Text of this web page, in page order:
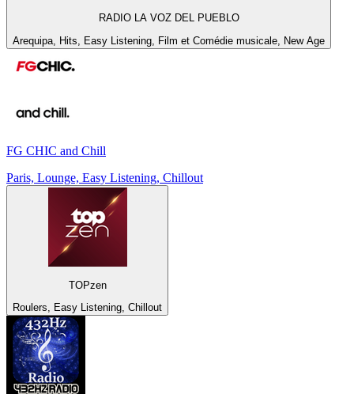
RADIO LA VOZ DEL PUEBLO
Arequipa, Hits, Easy Listening, Film et Comédie musicale, New Age
FG CHIC and Chill
Paris, Lounge, Easy Listening, Chillout
TOPzen
Roulers, Easy Listening, Chillout